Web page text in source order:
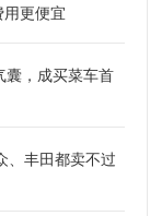
更便宜
囊，成买菜车首
、丰田都卖不过